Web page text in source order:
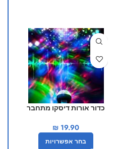
כדור אורות דיסקו מתחבר
₪ 19.90
בחר אפשרויות